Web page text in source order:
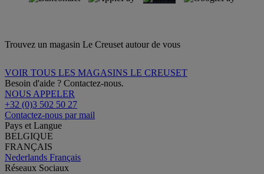
Trouvez un magasin Le Creuset autour de vous
VOIR TOUS LES MAGASINS LE CREUSET
Besoin d'aide ? Contactez-nous.
NOUS APPELER
+32 (0)3 502 50 27
Contactez-nous par mail
Pays et Langue
BELGIQUE
FRANÇAIS
Nederlands Français
Réseaux Sociaux